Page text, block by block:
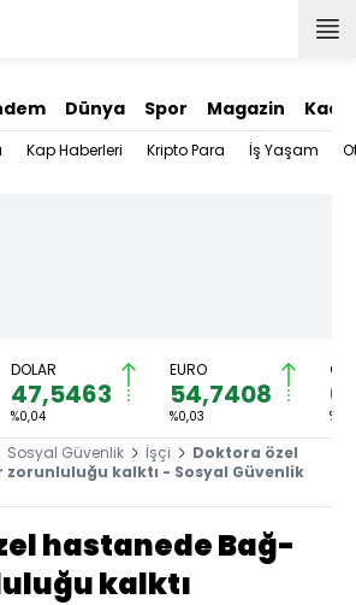
Dünya Spor Magazin
Kap Haberleri Kripto Para İş Yaşam
DOLAR
47,5463
%0,04
EURO
54,7408
%0,03 %-
Sosyal Güvenlik İşçi
Doktora özel
kalktı - Sosyal Güvenlik
hastanede Bağ-
kalktı